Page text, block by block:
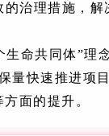
治理措施，
命共同体”理
量快速推进项
面的提升。